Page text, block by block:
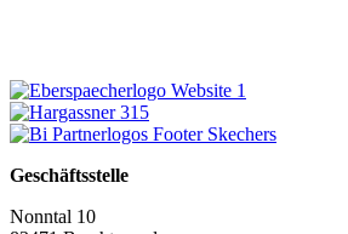
Geschäftsstelle
Nonntal 10